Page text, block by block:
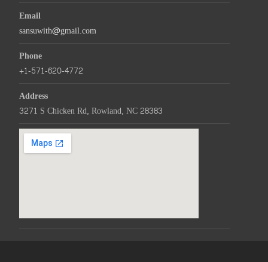
Email
sansuwith@gmail.com
Phone
+1-571-620-4772
Address
3271 S Chicken Rd, Rowland, NC 28383